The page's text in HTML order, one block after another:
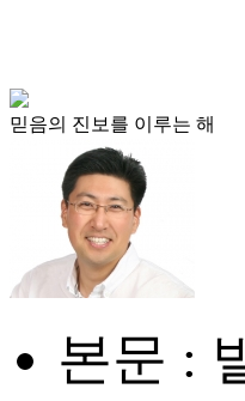
믿음의 진보를 이루는 해
본문 :